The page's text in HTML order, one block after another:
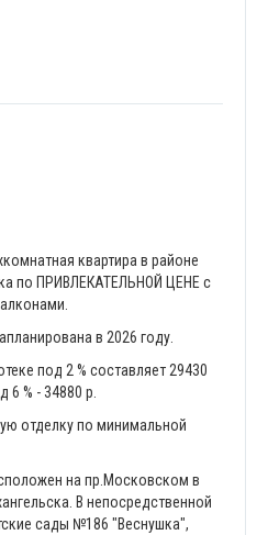
квартира в районе
по ПРИВЛЕКАТЕЛЬНОЙ ЦЕНЕ с
в 2026 году.
под 2 % составляет 29430
6 % - 34880 р.
отделку по минимальной
на пр.Московском в
В непосредственной
сады №186 "Веснушка",